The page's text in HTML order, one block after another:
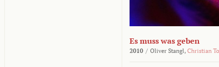
Es muss was geben
2010 / Oliver Stangl, Christian